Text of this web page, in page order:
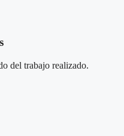
del trabajo realizado.